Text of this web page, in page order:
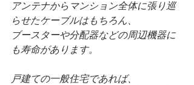
アンテナからマンション全体に張り巡
らせたケーブルはもちろん、
ブースターや分配器などの周辺機器に
も寿命があります。
戸建ての一般住宅であれば、